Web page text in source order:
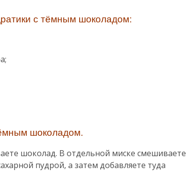
с тёмным шоколадом:
шоколадом.
шоколад. В отдельной миске смешиваете
пудрой, а затем добавляете туда